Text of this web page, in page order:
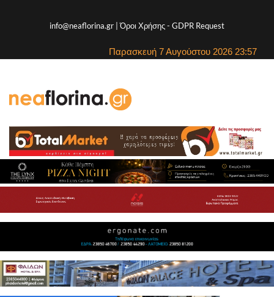
info@neaflorina.gr |Όροι Χρήσης- GDPR Request
Παρασκευή 7 Αυγούστου 2026 23:57